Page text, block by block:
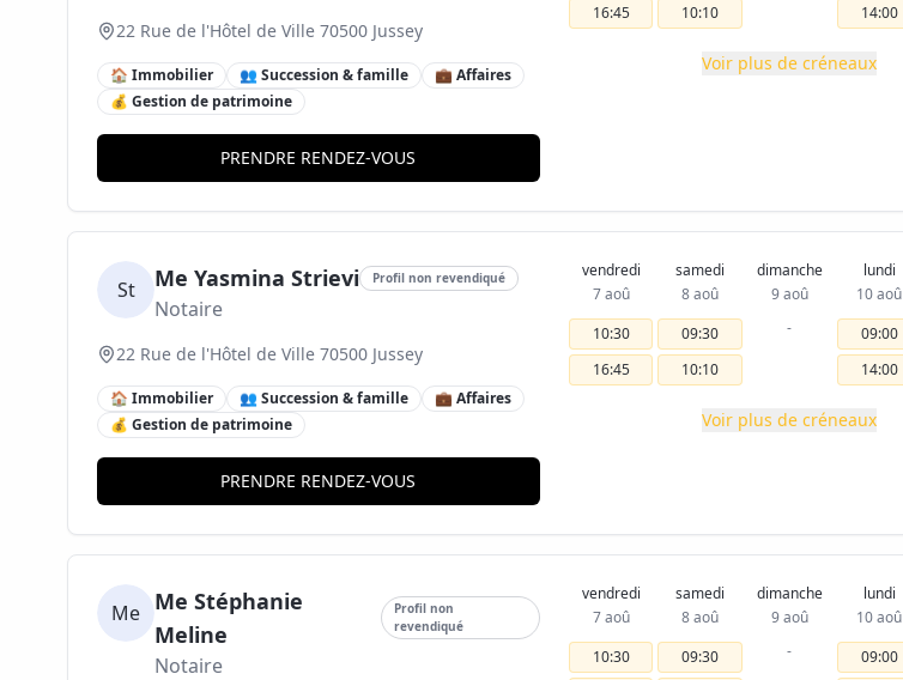
22 Rue de l'Hôtel de Ville 70500 Jussey
🏠 Immobilier 👥 Succession & famille
💼 Affaires
💰 Gestion de patrimoine
PRENDRE RENDEZ-VOUS
16:45
10:10
14:00
Voir plus de créneaux
St Me Yasmina Strievi Profil non revendiqué
Notaire
22 Rue de l'Hôtel de Ville 70500 Jussey
🏠 Immobilier 👥 Succession & famille
💼 Affaires
💰 Gestion de patrimoine
PRENDRE RENDEZ-VOUS
vendredi
7 aoû
10:30
16:45
samedi
8 aoû
09:30
10:10
dimanche
9 aoû
-
lundi
10 aoû
09:00
14:00
Voir plus de créneaux
Me Me Stéphanie
Meline
Profil non
revendiqué
Notaire
vendredi
7 aoû
10:30
samedi
8 aoû
09:30
dimanche
9 aoû
-
lundi
10 aoû
09:00